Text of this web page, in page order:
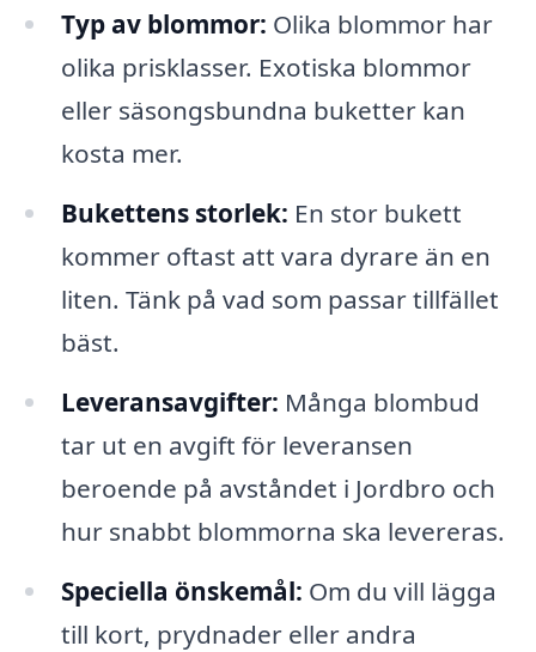
Typ av blommor: Olika blommor har
olika prisklasser. Exotiska blommor
eller säsongsbundna buketter kan
kosta mer.
Bukettens storlek: En stor bukett
kommer oftast att vara dyrare än en
liten. Tänk på vad som passar tillfället
bäst.
Leveransavgifter: Många blombud
tar ut en avgift för leveransen
beroende på avståndet i Jordbro och
hur snabbt blommorna ska levereras.
Speciella önskemål: Om du vill lägga
till kort, prydnader eller andra